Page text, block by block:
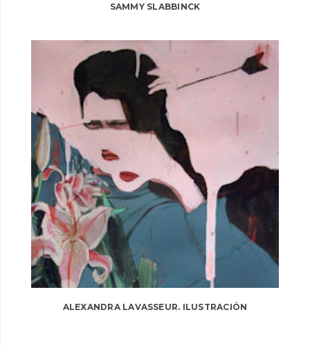
SAMMY SLABBINCK
ALEXANDRA LAVASSEUR. ILUSTRACIÓN